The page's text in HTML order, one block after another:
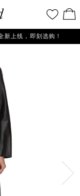
佛
探
时
尚
世
界
的
愿
望
清
单
看
／
修
购
上线，即刻选购！